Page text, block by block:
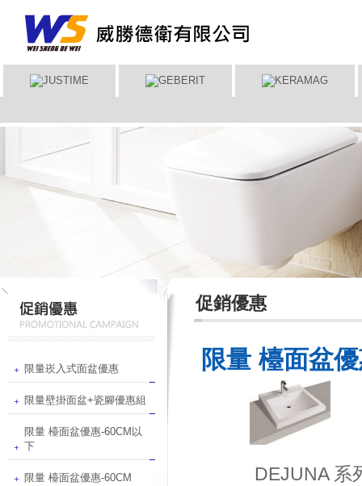
限量崁入式面盆優惠
限量壁掛面盆+瓷腳優惠組
限量 檯面盆優惠-60CM以
下
限量 檯面盆優惠-60CM
促銷優惠
限量 檯面盆